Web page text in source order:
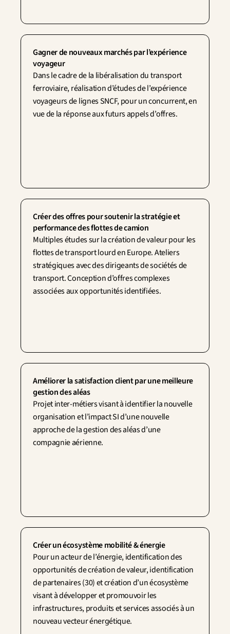
Gagner de nouveaux marchés par l’expérience
voyageur
Dans le cadre de la libéralisation du transport
ferroviaire, réalisation d’études de l’expérience
voyageurs de lignes SNCF, pour un concurrent, en
vue de la réponse aux futurs appels d’offres.
Créer des offres pour soutenir la stratégie et
performance des flottes de camion
Multiples études sur la création de valeur pour les
flottes de transport lourd en Europe. Ateliers
stratégiques avec des dirigeants de sociétés de
transport. Conception d’offres complexes
associées aux opportunités identifiées.
Améliorer la satisfaction client par une meilleure
gestion des aléas
Projet inter-métiers visant à identifier la nouvelle
organisation et l’impact SI d’une nouvelle
approche de la gestion des aléas d’une
compagnie aérienne.
Créer un écosystème mobilité & énergie
Pour un acteur de l’énergie, identification des
opportunités de création de valeur, identification
de partenaires (30) et création d’un écosystème
visant à développer et promouvoir les
infrastructures, produits et services associés à un
nouveau vecteur énergétique.